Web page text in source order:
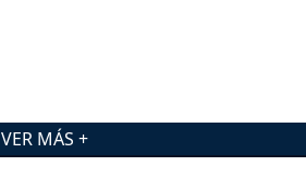
VER MÁS +